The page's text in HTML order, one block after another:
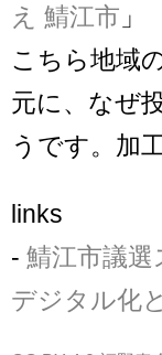
え 鯖江市 」
こちら地域
元に、なぜ
うです。加
links
- 鯖江市議
デジタル化